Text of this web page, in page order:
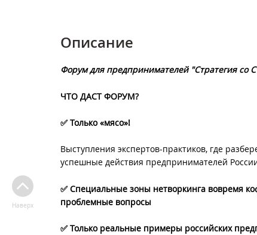
Описание
Форум для предпринимателей "Стратегия со
ЧТО ДАСТ ФОРУМ?
✅ Только «мясо»!
Выступления экспертов-практиков, где
успешные действия предпринимателей
✅ Специальные зоны нетворкинга вовремя
проблемные вопросы
✅ Только реальные примеры российских
Наверх